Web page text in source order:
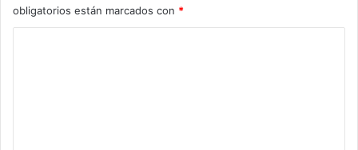
obligatorios están marcados con *